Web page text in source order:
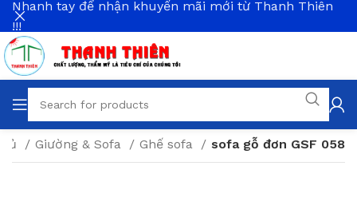
Giường & Sofa Ghế sofa sofa gỗ đơn GSF 058
Nhanh tay để nhận khuyến mãi mới từ Thanh Thiên
!!!